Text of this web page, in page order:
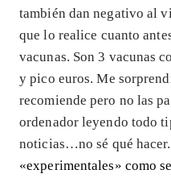
también dan negativo al
que lo realice cuanto
vacunas. Son 3 vacunas
y pico euros. Me
recomiende pero no las
ordenador leyendo todo
noticias…no sé qué hacer.
«experimentales» como